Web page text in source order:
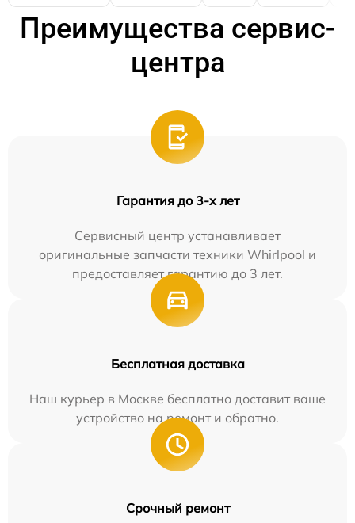
Преимущества сервис-
центра
Гарантия до 3-х лет
Сервисный центр устанавливает
оригинальные запчасти техники Whirlpool и
предоставляет гарантию до 3 лет.
Бесплатная доставка
Наш курьер в Москве бесплатно доставит ваше
устройство на ремонт и обратно.
Срочный ремонт